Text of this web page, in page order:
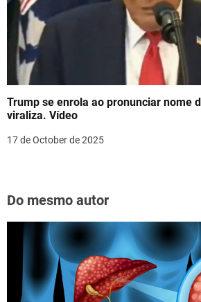
Trump se enrola ao pronunciar nome
viraliza. Vídeo
17 de October de 2025
Do mesmo autor